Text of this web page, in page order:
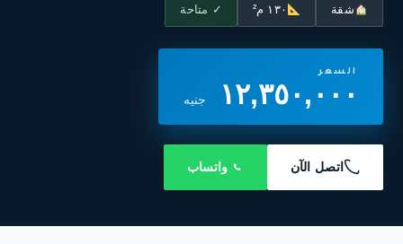
شقة ١٣٠ م² ✓ متاحة
السعر
١٢,٣٥٠,٠٠٠ جنيه
اتصل الآن واتساب